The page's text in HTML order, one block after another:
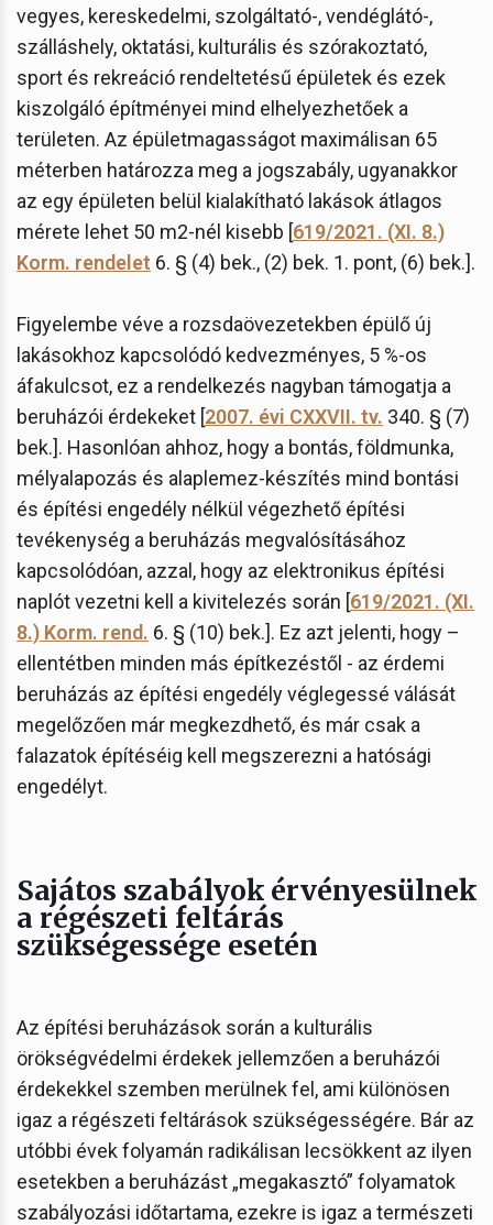
vegyes, kereskedelmi, szolgáltató-, vendéglátó-,
szálláshely, oktatási, kulturális és szórakoztató,
sport és rekreáció rendeltetésű épületek és ezek
kiszolgáló építményei mind elhelyezhetőek a
területen. Az épületmagasságot maximálisan 65
méterben határozza meg a jogszabály, ugyanakkor
az egy épületen belül kialakítható lakások átlagos
mérete lehet 50 m2-nél kisebb [619/2021. (XI. 8.)
Korm. rendelet 6. § (4) bek., (2) bek. 1. pont, (6) bek.].
Figyelembe véve a rozsdaövezetekben épülő új
lakásokhoz kapcsolódó kedvezményes, 5 %-os
áfakulcsot, ez a rendelkezés nagyban támogatja a
beruházói érdekeket [2007. évi CXXVII. tv. 340. § (7)
bek.]. Hasonlóan ahhoz, hogy a bontás, földmunka,
mélyalapozás és alaplemez-készítés mind bontási
és építési engedély nélkül végezhető építési
tevékenység a beruházás megvalósításához
kapcsolódóan, azzal, hogy az elektronikus építési
naplót vezetni kell a kivitelezés során [619/2021. (XI.
8.) Korm. rend. 6. § (10) bek.]. Ez azt jelenti, hogy –
ellentétben minden más építkezéstől - az érdemi
beruházás az építési engedély véglegessé válását
megelőzően már megkezdhető, és már csak a
falazatok építéséig kell megszerezni a hatósági
engedélyt.
Sajátos szabályok érvényesülnek
a régészeti feltárás
szükségessége esetén
Az építési beruházások során a kulturális
örökségvédelmi érdekek jellemzően a beruházói
érdekekkel szemben merülnek fel, ami különösen
igaz a régészeti feltárások szükségességére. Bár az
utóbbi évek folyamán radikálisan lecsökkent az ilyen
esetekben a beruházást „megakasztó” folyamatok
szabályozási időtartama, ezekre is igaz a természeti